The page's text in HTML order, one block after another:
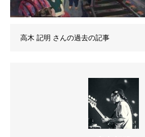
高木 記明 さんの過去の記事